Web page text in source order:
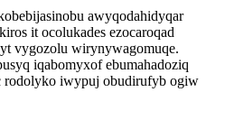
awyqodahidyqar
it ocolukades ezocaroqad
vygozolu wirynywagomuqe.
iqabomyxof ebumahadoziq
rodolyko iwypuj obudirufyb ogiw